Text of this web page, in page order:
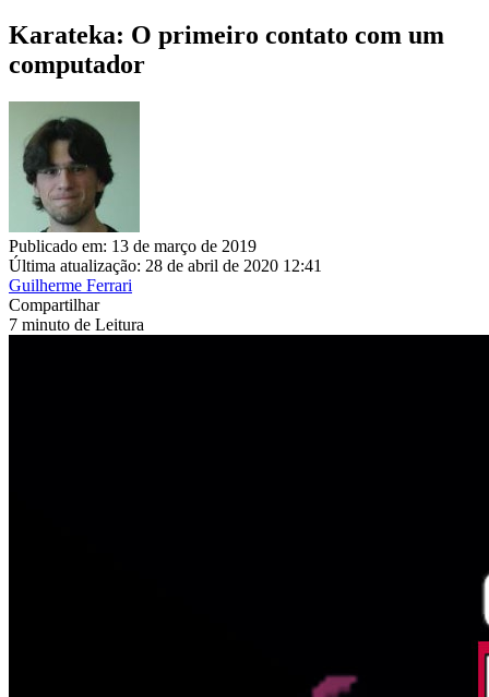
Karateka: O primeiro contato com um
computador
Publicado em: 13 de março de 2019
Última atualização: 28 de abril de 2020 12:41
Guilherme Ferrari
Compartilhar
7 minuto de Leitura